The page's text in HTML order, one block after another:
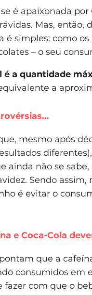
é apaixonada
Mas, então,
é simples: como
– o seu
é a quantidade
a
mesmo após
ainda não se
Sendo
é evitar o
e Coca-Cola
que a
consumidos em
fazer com que o